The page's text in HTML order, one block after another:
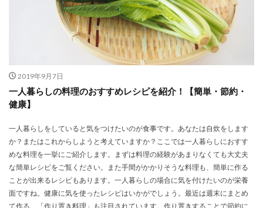
2019年9月7日
一人暮らしの料理のおすすめレシピを紹介！【簡単・節約・
健康】
一人暮らしをしていると気をつけたいのが食事です。あなたは自炊をします
か？またはこれからしようと考えていますか？ここでは一人暮らしにおすす
めな料理を一挙にご紹介します。まずは料理の経験があまりなくても大丈夫
な簡単レシピをご覧ください。また手間がかかりそうな料理も、簡単に作る
ことが出来るレシピもあります。一人暮らしの場合に気を付けたいのが栄養
面ですね。健康に気を使ったレシピはいかがでしょう。最近は週末にまとめ
て作る、「作り置き料理」も注目されています。作り置きすることで節約に